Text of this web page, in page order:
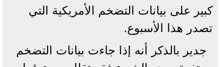
كبير على بيانات التضخم الأمريكية التي
تصدر هذا الأسبوع.
جدير بالذكر أنه إذا جاءت بيانات التضخم